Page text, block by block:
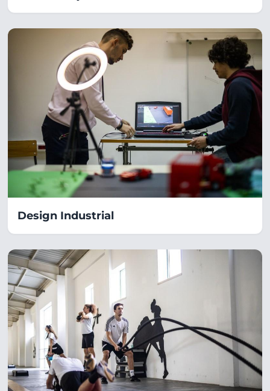
Design Industrial